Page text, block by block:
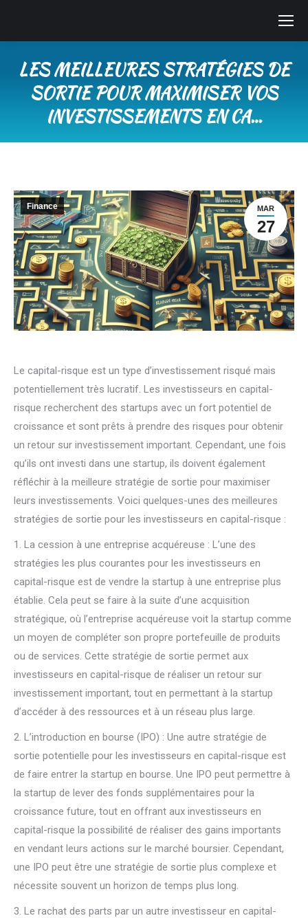
LES MEILLEURES STRATÉGIES DE
SORTIE POUR MAXIMISER VOS
INVESTISSEMENTS EN CA…
MAR
27
Finance
Le capital-risque est un type d’investissement risqué mais
potentiellement très lucratif. Les investisseurs en capital-
risque recherchent des startups avec un fort potentiel de
croissance et sont prêts à prendre des risques pour obtenir
un retour sur investissement important. Cependant, une fois
qu’ils ont investi dans une startup, ils doivent également
réfléchir à la meilleure stratégie de sortie pour maximiser
leurs investissements. Voici quelques-unes des meilleures
stratégies de sortie pour les investisseurs en capital-risque :
1. La cession à une entreprise acquéreuse : L’une des
stratégies les plus courantes pour les investisseurs en
capital-risque est de vendre la startup à une entreprise plus
établie. Cela peut se faire à la suite d’une acquisition
stratégique, où l’entreprise acquéreuse voit la startup comme
un moyen de compléter son propre portefeuille de produits
ou de services. Cette stratégie de sortie permet aux
investisseurs en capital-risque de réaliser un retour sur
investissement important, tout en permettant à la startup
d’accéder à des ressources et à un réseau plus large.
2. L’introduction en bourse (IPO) : Une autre stratégie de
sortie potentielle pour les investisseurs en capital-risque est
de faire entrer la startup en bourse. Une IPO peut permettre à
la startup de lever des fonds supplémentaires pour la
croissance future, tout en offrant aux investisseurs en
capital-risque la possibilité de réaliser des gains importants
en vendant leurs actions sur le marché boursier. Cependant,
une IPO peut être une stratégie de sortie plus complexe et
nécessite souvent un horizon de temps plus long.
3. Le rachat des parts par un autre investisseur en capital-